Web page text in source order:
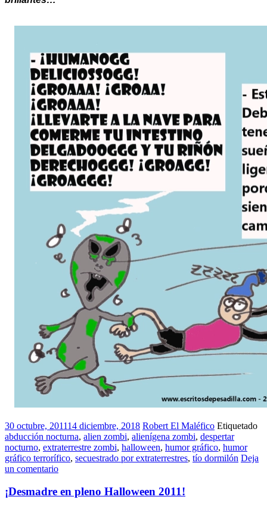
30 octubre, 201114 diciembre, 2018 Robert El Maléfico Etiquetado
abducción nocturna, alien zombi, alienígena zombi, despertar
nocturno, extraterrestre zombi, halloween, humor gráfico, humor
gráfico terrorífico, secuestrado por extraterrestres, tío dormilón Deja
un comentario
¡Desmadre en pleno Halloween 2011!